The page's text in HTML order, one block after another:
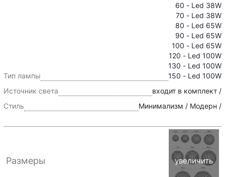
Тип лампы
60 - Led 38W
70 - Led 38W
80 - Led 65W
90 - Led 65W
100 - Led 65W
120 - Led 100W
130 - Led 100W
150 - Led 100W
Источник света
входит в комплект /
Стиль
Минимализм / Модерн /
Размеры увеличить